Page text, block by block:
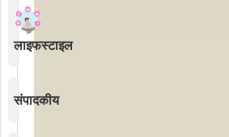
लाइफस्टाइल
संपादकीय